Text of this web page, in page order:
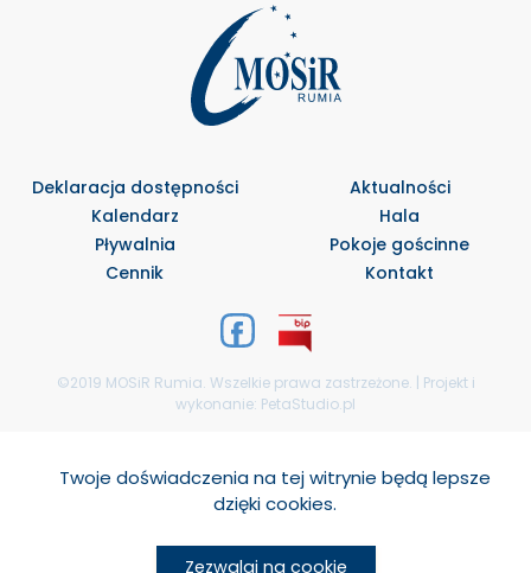
Twoje doświadczenia na tej witrynie będą lepsze
dzięki cookies.
Zezwalaj na cookie
Deklaracja dostępności
Aktualności
Kalendarz
Hala
Pływalnia
Pokoje gościnne
Cennik
Kontakt
©2019 MOSiR Rumia. Wszelkie prawa zastrzeżone. | Projekt i
wykonanie: PetaStudio.pl